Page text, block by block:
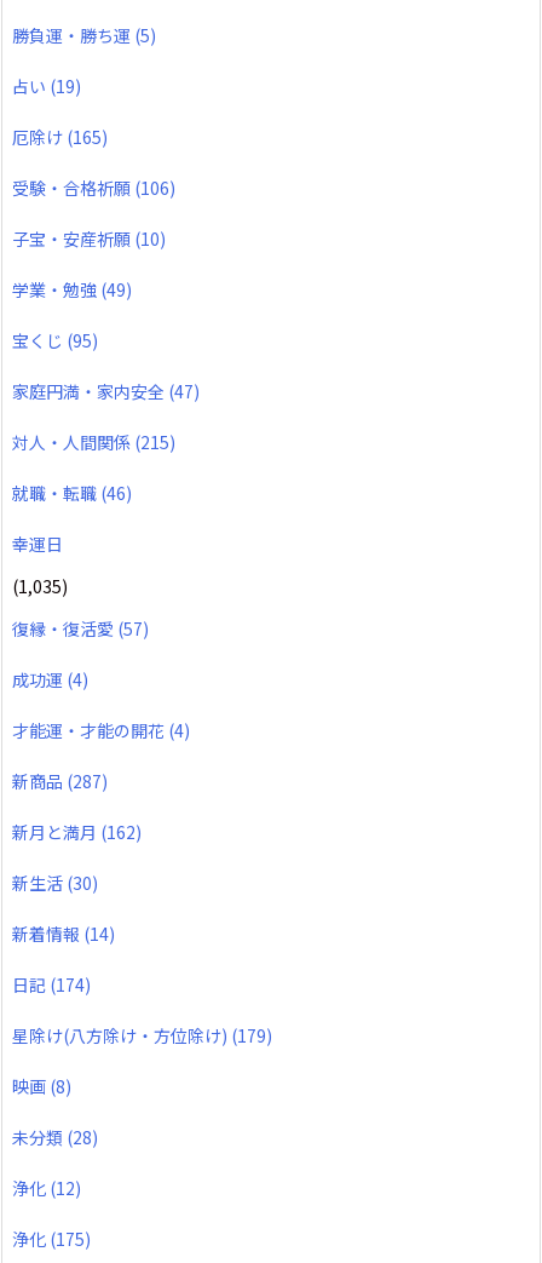
勝負運・勝ち運 (5)
占い (19)
厄除け (165)
受験・合格祈願 (106)
子宝・安産祈願 (10)
学業・勉強 (49)
宝くじ (95)
家庭円満・家内安全 (47)
対人・人間関係 (215)
就職・転職 (46)
幸運日
(1,035)
復縁・復活愛 (57)
成功運 (4)
才能運・才能の開花 (4)
新商品 (287)
新月と満月 (162)
新生活 (30)
新着情報 (14)
日記 (174)
星除け(八方除け・方位除け) (179)
映画 (8)
未分類 (28)
浄化 (12)
浄化 (175)